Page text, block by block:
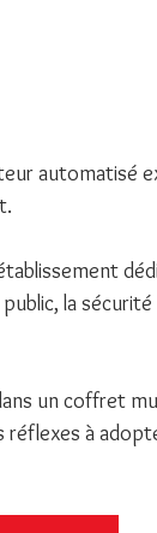
automatisé
la
un coffret
à